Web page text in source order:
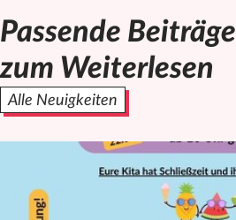
Passende Beiträge
zum Weiterlesen
Alle Neuigkeiten